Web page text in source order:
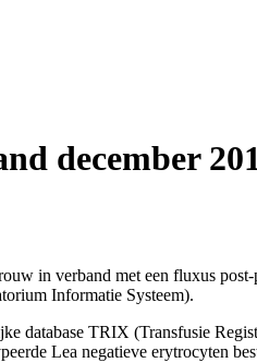
december
in verband met een fluxus
Informatie Systeem).
database TRIX (Transfusie
Lea negatieve erytrocyten